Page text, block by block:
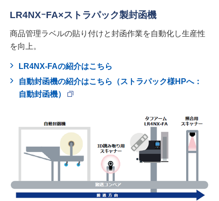
LR4NXｰFA×ストラパック製封函機
商品管理ラベルの貼り付けと封函作業を自動化し生産性
を向上。
LR4NX-FAの紹介はこちら
自動封函機の紹介はこちら（ストラパック様HPへ：
自動封函機）